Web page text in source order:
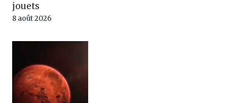
jouets
8 août 2026